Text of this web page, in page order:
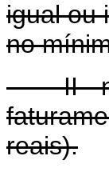
igual ou
no
II - nos
reais).